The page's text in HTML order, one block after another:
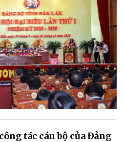
tác cán bộ của Đảng